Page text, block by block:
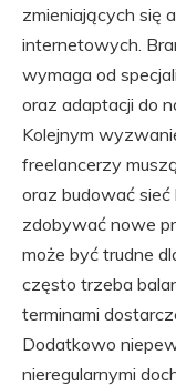
zmieniających się
internetowych.
wymaga od
oraz adaptacji do
Kolejnym
freelancerzy
oraz budować
zdobywać nowe
może być trudne
często trzeba
terminami
Dodatkowo
nieregularnymi